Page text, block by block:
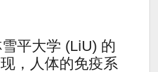
平大学 (LiU) 的
，人体的免疫系